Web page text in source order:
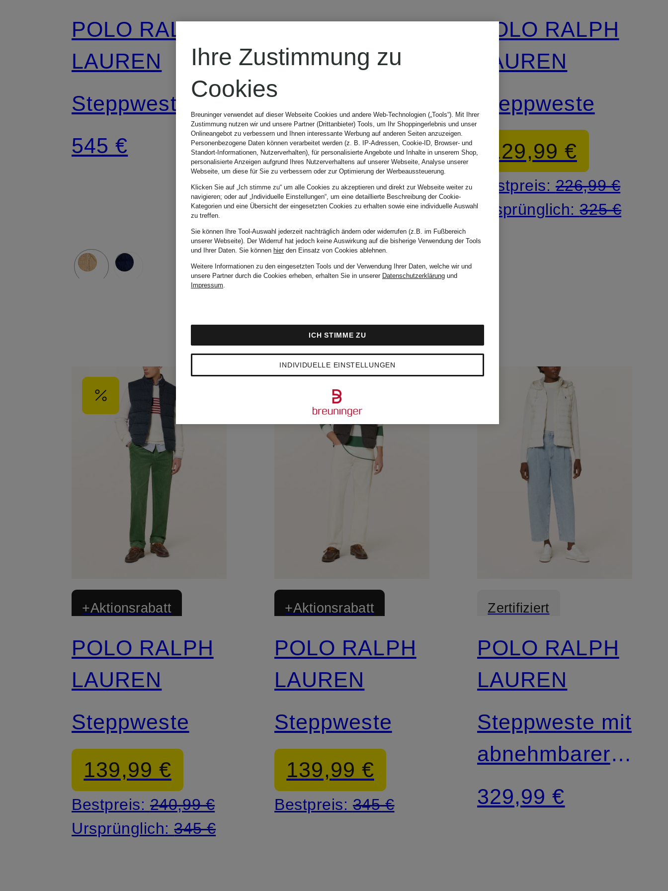
POLO RALPH
LAUREN
Steppweste
545 €
POLO RALPH
LAUREN
Steppweste
545 €
POLO RALPH
LAUREN
Steppweste
129,99 €
Bestpreis: 226,99 €
Ursprünglich:325 €
+Aktionsrabatt
POLO RALPH
LAUREN
Steppweste
139,99 €
Bestpreis: 240,99 €
Ursprünglich:345 €
+Aktionsrabatt
POLO RALPH
LAUREN
Steppweste
139,99 €
Bestpreis: 345 €
Zertifiziert
POLO RALPH
LAUREN
Steppweste mit
abnehmbarer
Kapuze
329,99 €
Ihre Zustimmung zu
Cookies
Breuninger verwendet auf dieser Webseite Cookies und andere Web-Technologien („Tools“). Mit Ihrer
Zustimmung nutzen wir und unsere Partner (Drittanbieter) Tools, um Ihr Shoppingerlebnis und unser
Onlineangebot zu verbessern und Ihnen interessante Werbung auf anderen Seiten anzuzeigen.
Personenbezogene Daten können verarbeitet werden (z. B. IP-Adressen, Cookie-ID, Browser- und
Standort-Informationen, Nutzerverhalten), für personalisierte Angebote und Inhalte in unserem Shop,
personalisierte Anzeigen aufgrund Ihres Nutzerverhaltens auf unserer Webseite, Analyse unserer
Webseite, um diese für Sie zu verbessern oder zur Optimierung der Werbeaussteuerung.
Klicken Sie auf „Ich stimme zu“ um alle Cookies zu akzeptieren und direkt zur Webseite weiter zu
navigieren; oder auf „Individuelle Einstellungen“, um eine detaillierte Beschreibung der Cookie-
Kategorien und eine Übersicht der eingesetzten Cookies zu erhalten sowie eine individuelle Auswahl
zu treffen.
Sie können Ihre Tool-Auswahl jederzeit nachträglich ändern oder widerrufen (z.B. im Fußbereich
unserer Webseite). Der Widerruf hat jedoch keine Auswirkung auf die bisherige Verwendung der Tools
und Ihrer Daten. Sie können hierden Einsatz von Cookies ablehnen.
Weitere Informationen zu den eingesetzten Tools und der Verwendung Ihrer Daten, welche wir und
unsere Partner durch die Cookies erheben, erhalten Sie in unserer Datenschutzerklärung und
Impressum.
INDIVIDUELLE EINSTELLUNGEN
ICH STIMME ZU